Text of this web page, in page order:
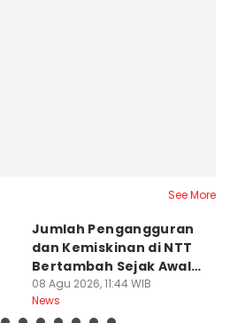
See More
Jumlah Pengangguran
dan Kemiskinan di NTT
Bertambah Sejak Awal
2026
08 Agu 2026, 11:44 WIB
News